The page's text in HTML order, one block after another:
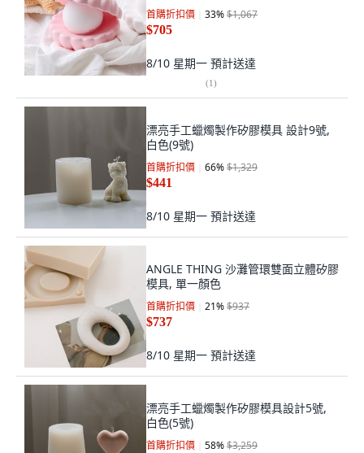
首購折扣價 33%$1,067
$705
8/10 星期一 預計送達
(1)
漂亮手工蠟燭製作矽膠模具 設計9號,
白色(9號)
首購折扣價 66%$1,329
$441
8/10 星期一 預計送達
ANGLE THING 沙灘管環雙面立體矽膠
模具, 單一顏色
首購折扣價 21%$937
$737
8/10 星期一 預計送達
漂亮手工蠟燭製作矽膠模具設計5號,
白色(5號)
首購折扣價 58%$3,259